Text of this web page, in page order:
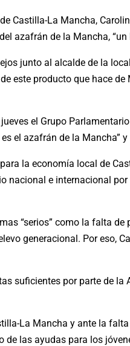
Castilla-La Mancha,
azafrán de la Mancha,
junto al alcalde de la
este producto que hace
el Grupo
el azafrán de la Mancha”
la economía local de
nacional e internacional
“serios” como la falta
generacional. Por eso,
suficientes por parte de
La Mancha y ante la
las ayudas para los